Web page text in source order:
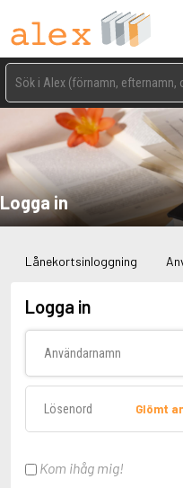
Logga in
Lånekortsinloggning
Logga in
Glömt
Kom ihåg mig!